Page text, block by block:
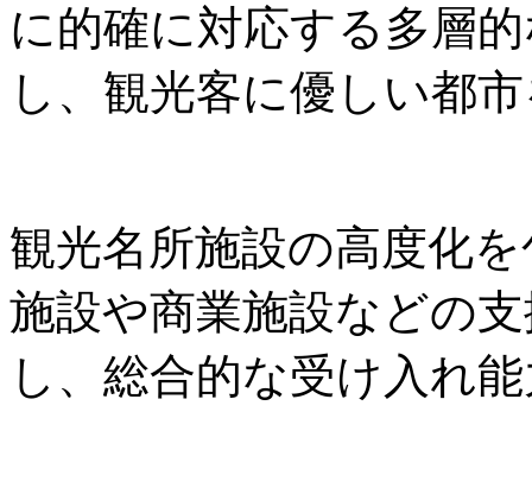
に的確に対応する多層
し、観光客に優しい都
観光名所施設の高度化
施設や商業施設などの
し、総合的な受け入れ